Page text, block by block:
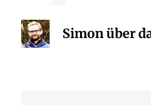
Simon über